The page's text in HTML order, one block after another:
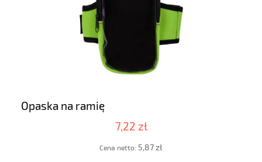
Opaska na ramię
7,22 zł
Cena netto: 5,87 zł